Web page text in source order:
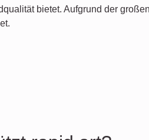
bietet. Aufgrund der